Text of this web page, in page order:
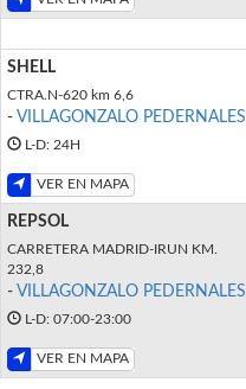
SHELL
CTRA.N-620 km 6,6
- VILLAGONZALO PEDERNALES
L-D: 24H
VER EN MAPA
REPSOL
CARRETERA MADRID-IRUN KM.
232,8
- VILLAGONZALO PEDERNALES
L-D: 07:00-23:00
VER EN MAPA